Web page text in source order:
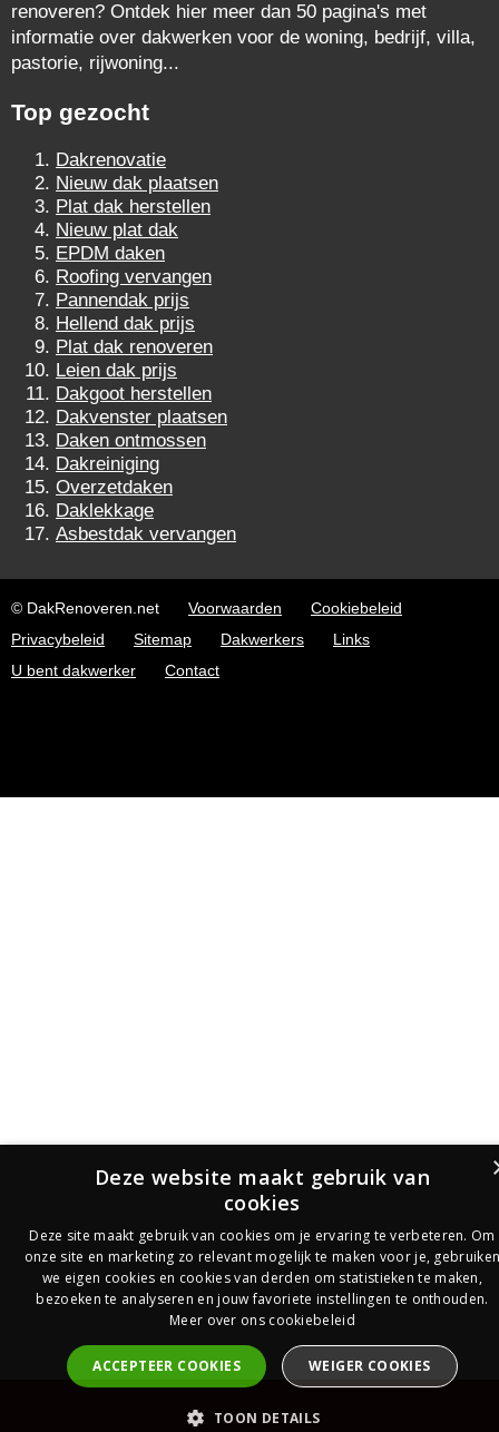
renoveren? Ontdek hier meer dan 50 pagina's met
informatie over dakwerken voor de woning, bedrijf, villa,
pastorie, rijwoning...
Top gezocht
Dakrenovatie
Nieuw dak plaatsen
Plat dak herstellen
Nieuw plat dak
EPDM daken
Roofing vervangen
Pannendak prijs
Hellend dak prijs
Plat dak renoveren
Leien dak prijs
Dakgoot herstellen
Dakvenster plaatsen
Daken ontmossen
Dakreiniging
Overzetdaken
Daklekkage
Asbestdak vervangen
© DakRenoveren.net Voorwaarden
Cookiebeleid
Privacybeleid
Sitemap Dakwerkers
Links
U bent dakwerker
Contact
PrijsOfferte
Deze website maakt gebruik van
cookies
Deze site maakt gebruik van cookies om je ervaring te verbeteren. Om
onze site en marketing zo relevant mogelijk te maken voor je,
we eigen cookies en cookies van derden om statistieken te maken,
bezoeken te analyseren en jouw favoriete instellingen te onthouden.
Meer over ons cookiebeleid
ACCEPTEER COOKIES WEIGER COOKIES
TOON DETAILS